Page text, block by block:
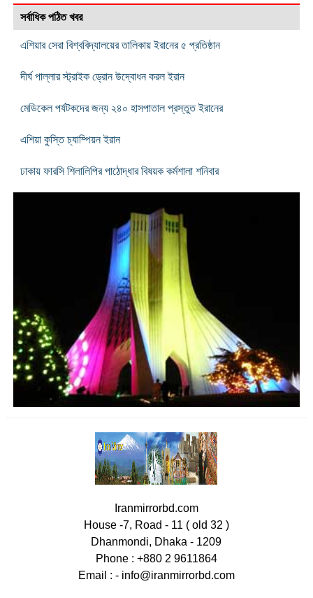
সর্বাধিক পঠিত খবর
এশিয়ার সেরা বিশ্ববিদ্যালয়ের তালিকায় ইরানের ৫ প্রতিষ্ঠান
দীর্ঘ পাল্লার স্ট্রাইক ড্রোন উদ্বোধন করল ইরান
মেডিকেল পর্যটকদের জন্য ২৪০ হাসপাতাল প্রস্তুত ইরানের
এশিয়া কুস্তি চ্যাম্পিয়ন ইরান
ঢাকায় ফারসি শিলালিপির পাঠোদ্ধার বিষয়ক কর্মশালা শনিবার
Iranmirrorbd.com
House -7, Road - 11 ( old 32 )
Dhanmondi, Dhaka - 1209
Phone : +880 2 9611864
Email : - info@iranmirrorbd.com